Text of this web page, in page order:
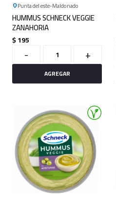
Punta del este Maldonado
HUMMUS SCHNECK VEGGIE
ZANAHORIA
$195
- +